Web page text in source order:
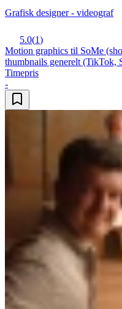
Grafisk designer - videograf
5.0(1)
Motion graphics til SoMe
thumbnails generelt (TikTok,
Timepris
-